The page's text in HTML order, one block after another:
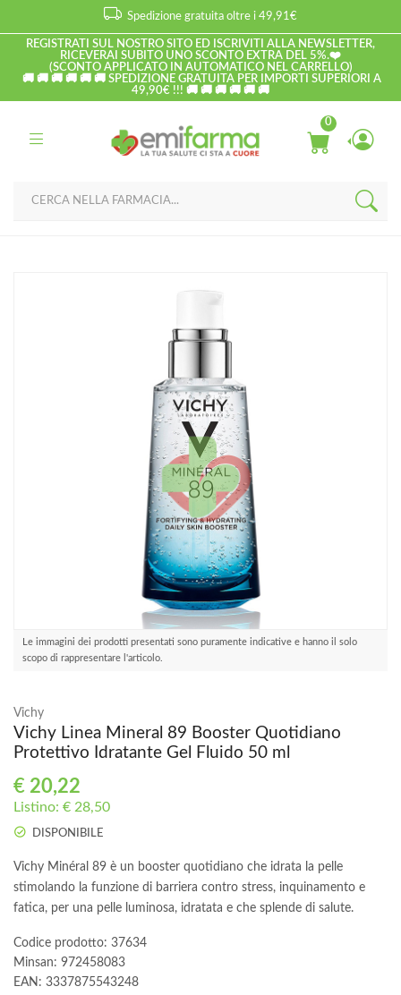
Spedizione gratuita oltre i 49,91€
REGISTRATI SUL NOSTRO SITO ED ISCRIVITI ALLA NEWSLETTER,
RICEVERAI SUBITO UNO SCONTO EXTRA DEL 5%.❤️
(SCONTO APPLICATO IN AUTOMATICO NEL CARRELLO)
🚚 🚚 🚚 🚚 🚚 🚚 SPEDIZIONE GRATUITA PER IMPORTI SUPERIORI A
49,90€ !!! 🚚 🚚 🚚 🚚 🚚 🚚
0
Le immagini dei prodotti presentati sono puramente indicative e hanno il solo
scopo di rappresentare l'articolo.
Vichy
Vichy Linea Mineral 89 Booster Quotidiano
Protettivo Idratante Gel Fluido 50 ml
€ 20,22
Listino: € 28,50
DISPONIBILE
Vichy Minéral 89 è un booster quotidiano che idrata la pelle
stimolando la funzione di barriera contro stress, inquinamento e
fatica, per una pelle luminosa, idratata e che splende di salute.
Codice prodotto: 37634
Minsan: 972458083
EAN: 3337875543248